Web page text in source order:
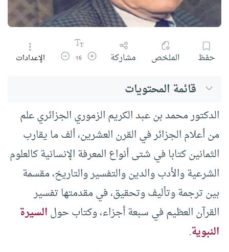
حفظ الملخص مشاركة زيادة حجم الخط
16 تقليل حجم الخط
الإعدادات
قائمة المحتويات
الدكتور محمد بن عبد الكريم الزموري الجزائري علم
من أعلام الجزائر في القرن العشرين، ألف ما يقارب
الثمانين كتابا في شتى أنواع المعرفة الإنسانية كالعلوم
الشرعية والأدب والدين والتفسير والتاريخ، مقسمة
بين ترجمة وتأليف وتحقيق، في مقدمتها تفسير
القرآن العظيم في سبعة أجزاء، وكتاب حولالسيرة
النبوية.